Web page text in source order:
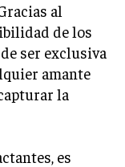
al
de los
ser exclusiva
amante
la
es